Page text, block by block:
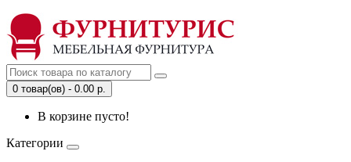
0 товар(ов) - 0.00 р.
В корзине пусто!
Категории